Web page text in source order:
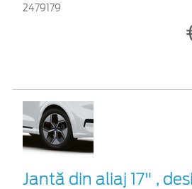
2479179
Jantă din aliaj 17" ,